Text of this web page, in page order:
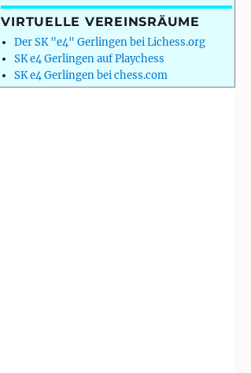
VIRTUELLE VEREINSRÄUME
Der SK "e4" Gerlingen bei Lichess.org
SK e4 Gerlingen auf Playchess
SK e4 Gerlingen bei chess.com